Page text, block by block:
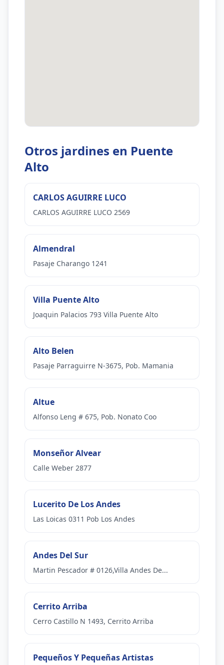
Otros jardines en Puente
Alto
CARLOS AGUIRRE LUCO
CARLOS AGUIRRE LUCO 2569
Almendral
Pasaje Charango 1241
Villa Puente Alto
Joaquin Palacios 793 Villa Puente Alto
Alto Belen
Pasaje Parraguirre N-3675, Pob. Mamania
Altue
Alfonso Leng # 675, Pob. Nonato Coo
Monseñor Alvear
Calle Weber 2877
Lucerito De Los Andes
Las Loicas 0311 Pob Los Andes
Andes Del Sur
Martin Pescador # 0126,Villa Andes De...
Cerrito Arriba
Cerro Castillo N 1493, Cerrito Arriba
Pequeños Y Pequeñas Artistas